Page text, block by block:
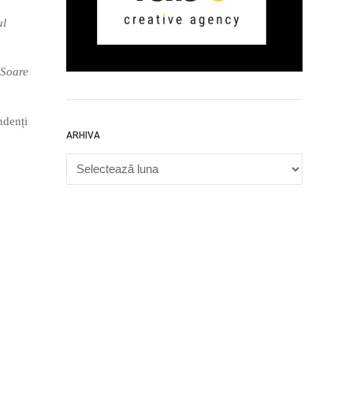
Soare
ARHIVA
Arhiva